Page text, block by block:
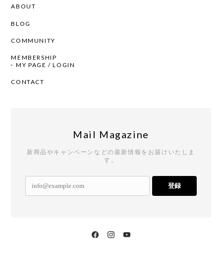
ABOUT
BLOG
COMMUNITY
MEMBERSHIP
MY PAGE / LOGIN
CONTACT
Mail Magazine
新商品やキャンペーンなどの最新情報をお届けいたしま
す。
登録